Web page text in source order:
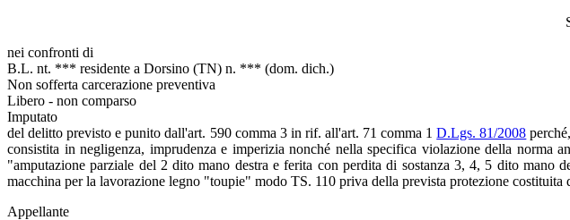
nei confronti di
B.L. nt. *** residente a Dorsino (TN) n. *** (dom. dich.)
Non sofferta carcerazione preventiva
Libero - non comparso
Imputato
del delitto previsto e punito dall'art. 590 comma 3 in rif. all'art. 71 comma 1D.Lgs. 81/2008
consistita in negligenza, imprudenza e imperizia nonché nella specifica violazione della
"amputazione parziale del 2 dito mano destra e ferita con perdita di sostanza 3, 4, 5 dito
macchina per la lavorazione legno "toupie" modo TS. 110 priva della prevista protezione
Appellante